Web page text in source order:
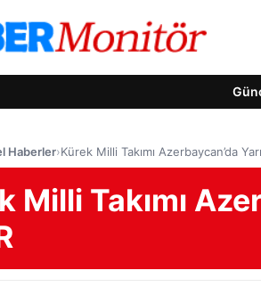
Haberler›Kürek Milli Takımı Azerbaycan’da
Milli Takımı